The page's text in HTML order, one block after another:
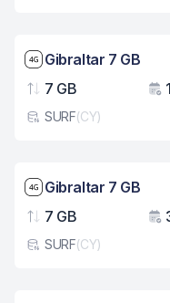
Brzina mreže: 4G
Gibraltar 7 GB
Podaci
7 GB
Tip eSIM kartice
SURF(CY)
Brzina mreže: 4G
Gibraltar 7 GB
Podaci
7 GB
Tip eSIM kartice
SURF(CY)